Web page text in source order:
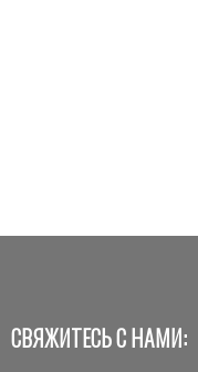
СВЯЖИТЕСЬ С НАМИ: